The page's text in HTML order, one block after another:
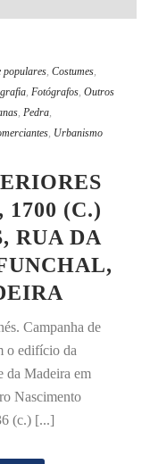
populares, Costumes,
, Fotógrafos, Outros
, Pedra,
, Urbanismo
(C.)
RUA DA
Campanha de
o edifício da
da Madeira em
Nascimento
(c.) [...]